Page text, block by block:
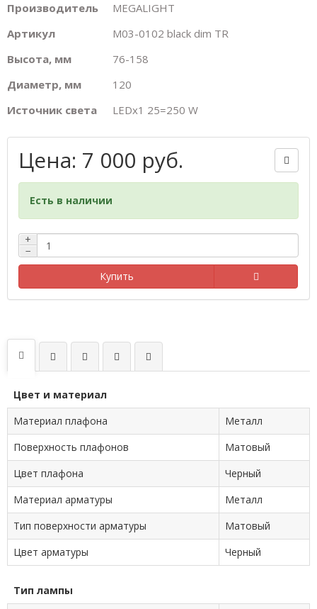
Производитель
MEGALIGHT
Артикул
M03-0102 black dim TR
Высота, мм
76-158
Диаметр, мм
120
Источник света
LEDх1 25=250 W
Цена: 7 000 руб.
Есть в наличии
+
−
Купить
Цвет и материал
Материал плафона
Металл
Поверхность плафонов
Матовый
Цвет плафона
Черный
Материал арматуры
Металл
Тип поверхности арматуры
Матовый
Цвет арматуры
Черный
Тип лампы